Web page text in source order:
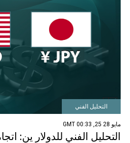
التحليل الفني
مايو 28 25, 00:33 GMT